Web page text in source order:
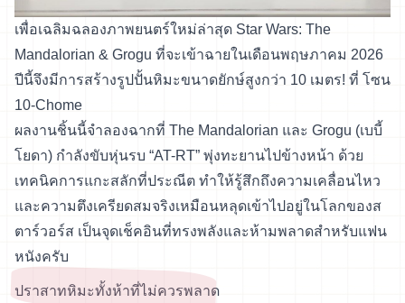
เพื่อเฉลิมฉลองภาพยนตร์ใหม่ล่าสุด Star Wars: The
Mandalorian & Grogu ที่จะเข้าฉายในเดือนพฤษภาคม 2026
ปีนี้จึงมีการสร้างรูปปั้นหิมะขนาดยักษ์สูงกว่า 10 เมตร! ที่ โซน
10-Chome
ผลงานชิ้นนี้จำลองฉากที่ The Mandalorian และ Grogu (เบบี้
โยดา) กำลังขับหุ่นรบ “AT-RT” พุ่งทะยานไปข้างหน้า ด้วย
เทคนิคการแกะสลักที่ประณีต ทำให้รู้สึกถึงความเคลื่อนไหว
และความตึงเครียดสมจริงเหมือนหลุดเข้าไปอยู่ในโลกของส
ตาร์วอร์ส เป็นจุดเช็คอินที่ทรงพลังและห้ามพลาดสำหรับแฟน
หนังครับ
ปราสาทหิมะทั้งห้าที่ไม่ควรพลาด